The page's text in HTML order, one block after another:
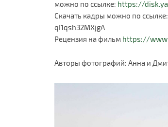
можно по ссылке: https://
Скачать кадры можно по ссылке:
qI1qsh32MXjgA
Рецензия на фильм https://
Авторы фотографий: Анна и